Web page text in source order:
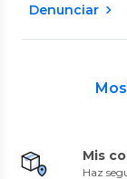
Denunciar
Mis
Haz